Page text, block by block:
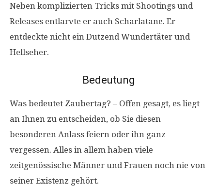
Neben komplizierten Tricks mit Shootings und
Releases entlarvte er auch Scharlatane. Er
entdeckte nicht ein Dutzend Wundertäter und
Hellseher.
Bedeutung
Was bedeutet Zaubertag? – Offen gesagt, es liegt
an Ihnen zu entscheiden, ob Sie diesen
besonderen Anlass feiern oder ihn ganz
vergessen. Alles in allem haben viele
zeitgenössische Männer und Frauen noch nie von
seiner Existenz gehört.